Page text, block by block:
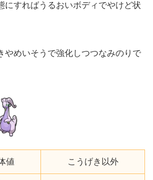
にすればうるおいボディでやけど状
やめいそうで強化しつつなみのりで
値 こうげき以外